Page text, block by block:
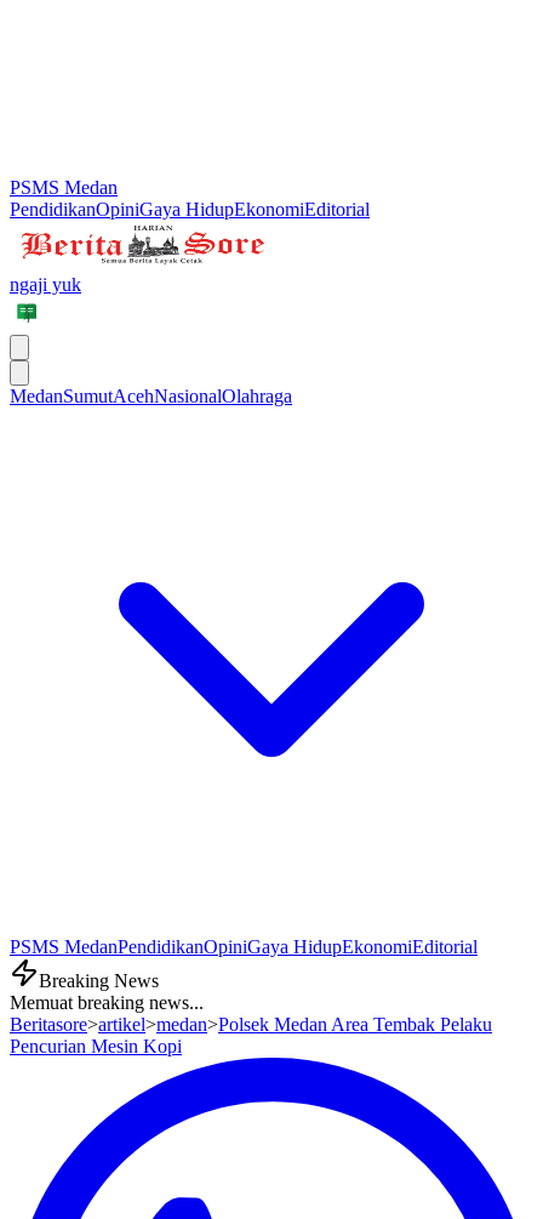
PSMS Medan
PendidikanOpiniGaya HidupEkonomiEditorial
ngaji yuk
MedanSumutAcehNasionalOlahraga
PSMS MedanPendidikanOpiniGaya HidupEkonomiEditorial
Breaking News
Memuat breaking news...
Beritasore>artikel>medan>Polsek Medan Area Tembak Pelaku
Pencurian Mesin Kopi